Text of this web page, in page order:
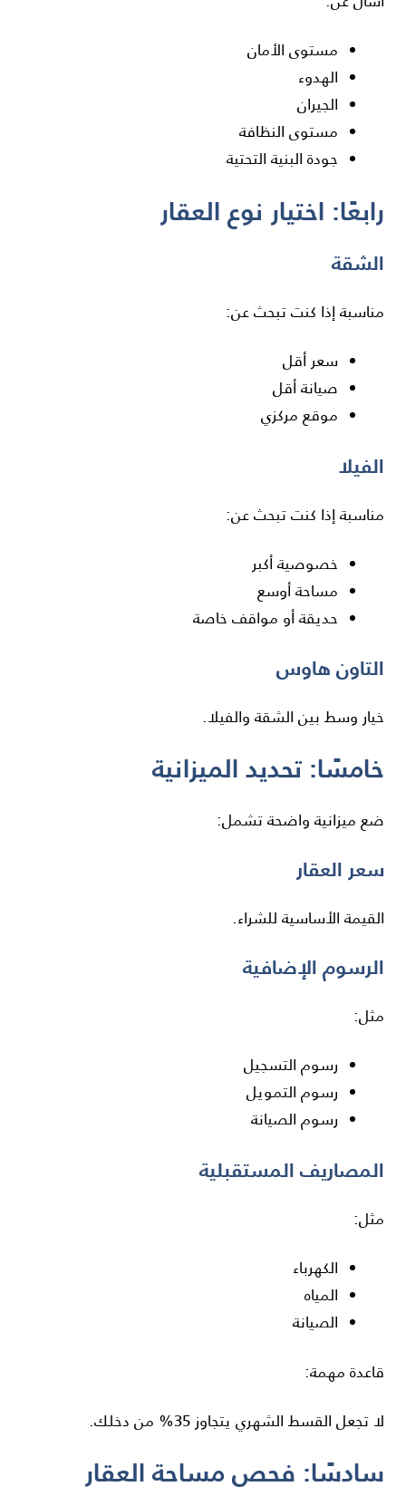
مستوى الأمان
الهدوء
الجيران
مستوى النظافة
جودة البنية التحتية
رابعًا: اختيار نوع العقار
الشقة
مناسبة إذا كنت تبحث عن:
سعر أقل
صيانة أقل
موقع مركزي
الفيلا
مناسبة إذا كنت تبحث عن:
خصوصية أكبر
مساحة أوسع
حديقة أو مواقف خاصة
التاون هاوس
خيار وسط بين الشقة والفيلا.
خامسًا: تحديد الميزانية
ضع ميزانية واضحة تشمل:
سعر العقار
القيمة الأساسية للشراء.
الرسوم الإضافية
مثل:
رسوم التسجيل
رسوم التمويل
رسوم الصيانة
المصاريف المستقبلية
مثل:
الكهرباء
المياه
الصيانة
قاعدة مهمة:
لا تجعل القسط الشهري يتجاوز 35% من دخلك.
سادسًا: فحص مساحة العقار